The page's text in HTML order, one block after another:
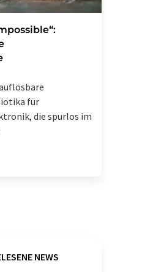
für
die spurlos im
NEWS